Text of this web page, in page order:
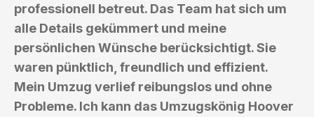
professionell betreut. Das Team hat sich um
alle Details gekümmert und meine
persönlichen Wünsche berücksichtigt. Sie
waren pünktlich, freundlich und effizient.
Mein Umzug verlief reibungslos und ohne
Probleme. Ich kann das Umzugskönig Hoover